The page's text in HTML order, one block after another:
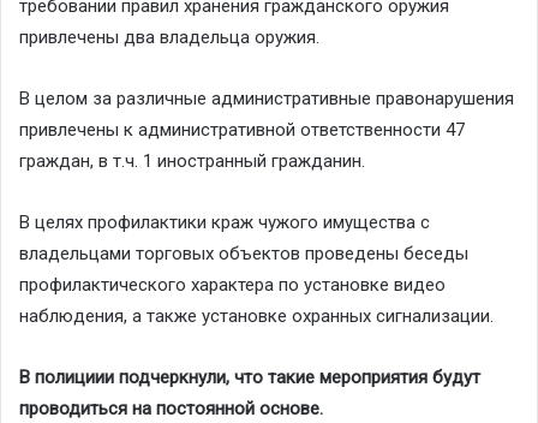
требовании правил хранения гражданского оружия
привлечены два владельца оружия.
В целом за различные административные правонарушения
привлечены к административной ответственности 47
граждан, в т.ч. 1 иностранный гражданин.
В целях профилактики краж чужого имущества с
владельцами торговых объектов проведены беседы
профилактического характера по установке видео
наблюдения, а также установке охранных сигнализации.
В полициии подчеркнули, что такие мероприятия будут
проводиться на постоянной основе.